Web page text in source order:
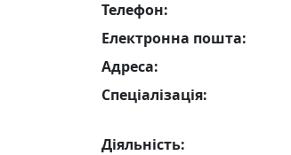
Телефон:
Електронна пошта:
Адреса:
Cпеціалізація:
Діяльність: